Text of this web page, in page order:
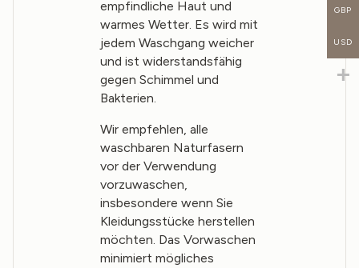
empfindliche Haut und
warmes Wetter. Es wird mit
jedem Waschgang weicher
und ist widerstandsfähig
gegen Schimmel und
Bakterien.
Wir empfehlen, alle
waschbaren Naturfasern
vor der Verwendung
vorzuwaschen,
insbesondere wenn Sie
Kleidungsstücke herstellen
möchten. Das Vorwaschen
minimiert mögliches
GBP
USD